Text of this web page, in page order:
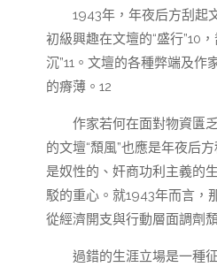
1943年，年夜后方刮起
初級興趣在文壇的“盛行”10
沉”11。文壇的各種弊端及
的瘠薄。12
作家若何在面對物資匱
的文壇“頹風”也應是年夜后
是奴性的、奸商功利主義的
駁的重心。就1943年而言，
從經濟開支與行動層面調劑
過錯的生涯立場是一種